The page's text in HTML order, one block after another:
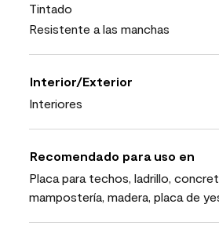
Tintado
Resistente a las manchas
Interior/Exterior
Interiores
Recomendado para uso en
Placa para techos, ladrillo,
mampostería, madera, placa de